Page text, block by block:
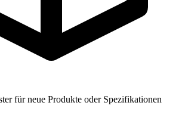
für neue Produkte oder Spezifikationen